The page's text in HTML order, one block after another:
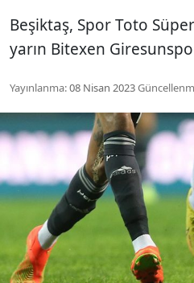
Beşiktaş, Spor Toto
yarın Bitexen
Yayınlanma:08 Nisan 2023